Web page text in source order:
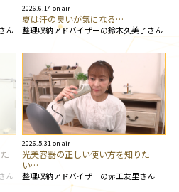
ん
2026.6.14 on air
夏は汗の臭いが気になる…
整理収納アドバイザーの鈴木久美子さん
ん
2026.5.31 on air
光美容器の正しい使い方を知りた
い…
整理収納アドバイザーの赤工友里さん